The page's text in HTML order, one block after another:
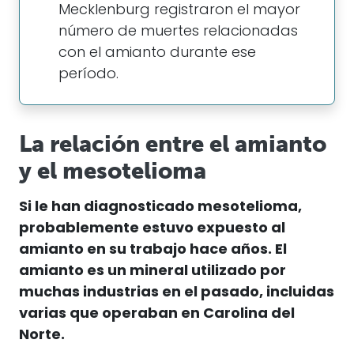
Mecklenburg registraron el mayor
número de muertes relacionadas
con el amianto durante ese
período.
La relación entre el amianto
y el mesotelioma
Si le han diagnosticado mesotelioma,
probablemente estuvo expuesto al
amianto en su trabajo hace años. El
amianto es un mineral utilizado por
muchas industrias en el pasado, incluidas
varias que operaban en Carolina del
Norte.